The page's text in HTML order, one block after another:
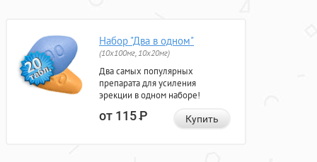
Набор "Два в одном"
(10x100мг, 10x20мг)
Два самых популярных
препарата для усиления
эрекции в одном наборе!
от 115Р Купить